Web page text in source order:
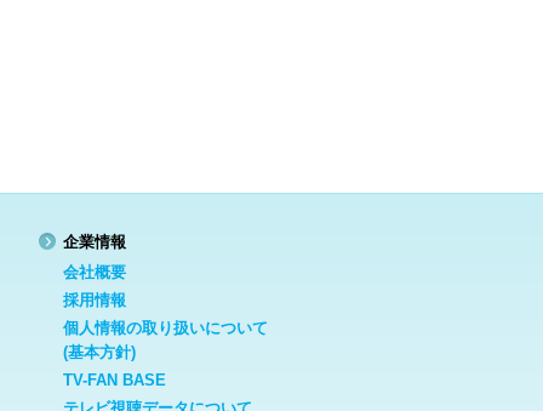
企業情報
会社概要
採用情報
個人情報の取り扱いについて
(基本方針)
TV-FAN BASE